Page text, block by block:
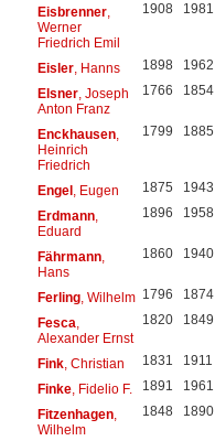
Eisbrenner,
Werner
Friedrich Emil
1908 1981
Eisler, Hanns 1898 1962
Elsner, Joseph
Anton Franz
1766 1854
Enckhausen,
Heinrich
Friedrich
1799 1885
Engel , Eugen 1875 1943
Erdmann,
Eduard
1896 1958
Fährmann,
Hans
1860 1940
Ferling, Wilhelm 1796 1874
Fesca,
Alexander Ernst
1820 1849
Fink, Christian 1831 1911
Finke, Fidelio F. 1891 1961
Fitzenhagen,
Wilhelm
1848 1890